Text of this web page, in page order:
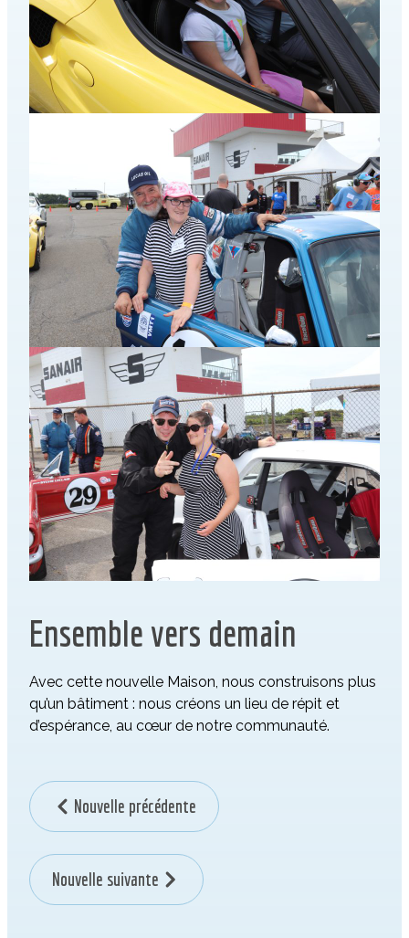
Ensemble vers demain
Avec cette nouvelle Maison, nous construisons plus
qu’un bâtiment : nous créons un lieu de répit et
d’espérance, au cœur de notre communauté.
Nouvelle précédente
Nouvelle suivante